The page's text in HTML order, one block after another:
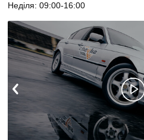
Неділя: 09:00-16:00